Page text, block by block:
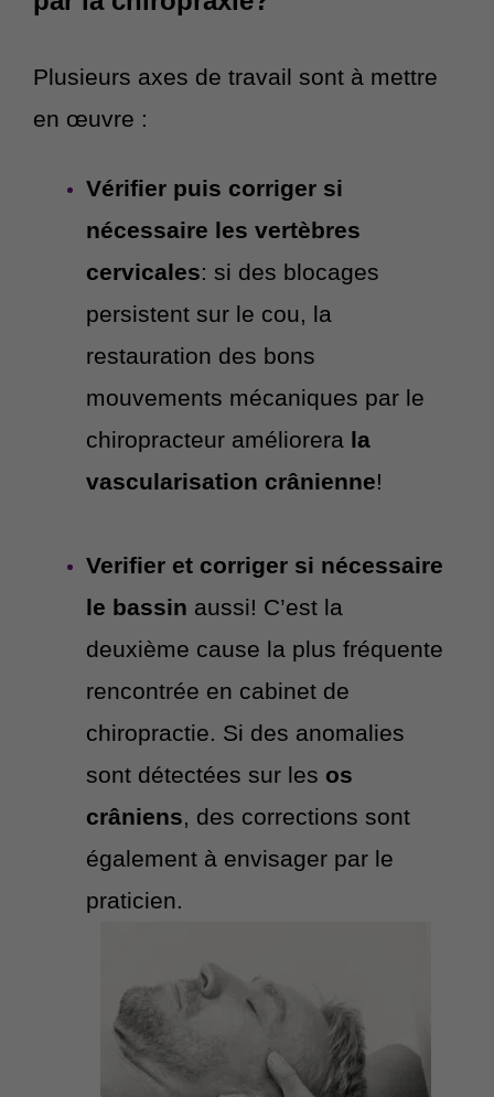
Plusieurs axes de travail sont à mettre
en œuvre :
Vérifier puis corriger si
nécessaire les vertèbres
cervicales: si des blocages
persistent sur le cou, la
restauration des bons
mouvements mécaniques par le
chiropracteur améliorera la
vascularisation crânienne!
Verifier et corriger si nécessaire
le bassin aussi! C’est la
deuxième cause la plus fréquente
rencontrée en cabinet de
chiropractie. Si des anomalies
sont détectées sur les os
crâniens, des corrections sont
également à envisager par le
praticien.